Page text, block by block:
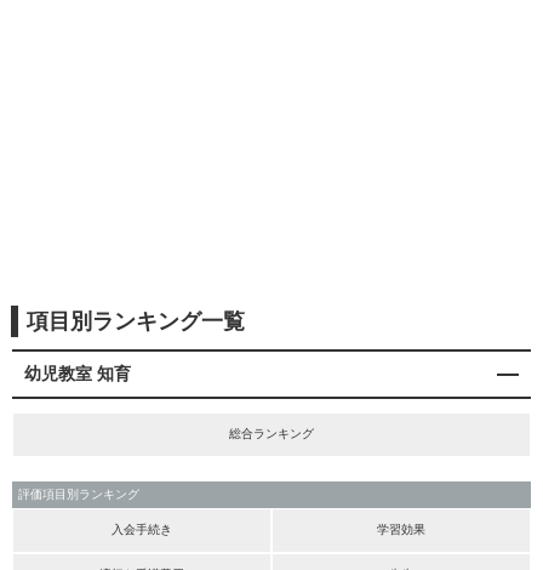
項目別ランキング一覧
幼児教室 知育
総合ランキング
評価項目別ランキング
入会手続き 学習効果